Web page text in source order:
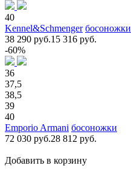
40
Kennel&Schmenger босоножки
38 290 руб.15 316 руб.
-60%
36
37,5
38,5
39
40
Emporio Armani босоножки
72 030 руб.28 812 руб.
Добавить в корзину